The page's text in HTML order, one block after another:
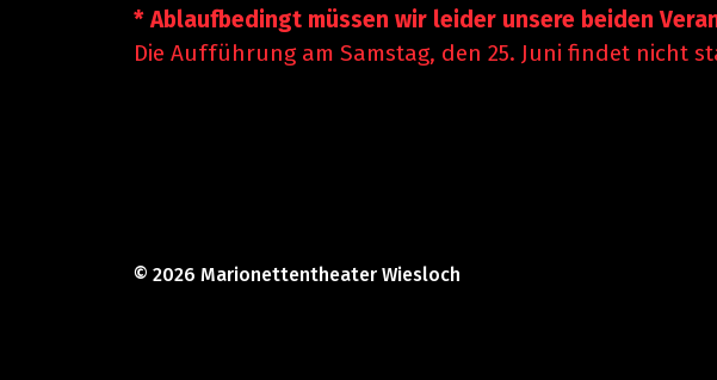
* Ablaufbedingt müssen wir leider unsere beiden
Die Aufführung am Samstag, den 25. Juni findet nicht
© 2026 Marionettentheater Wiesloch